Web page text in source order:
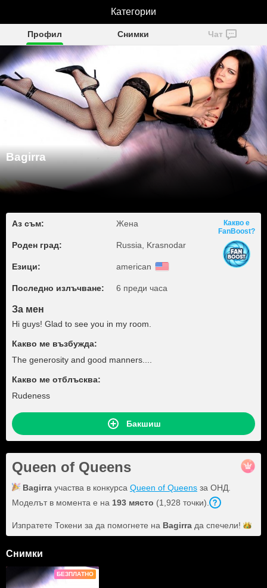
Bagirra
Профил Снимки Чат
Bagirra
Аз съм: Жена
Роден град: Russia, Krasnodar
Езици: american
Последно излъчване: 6 преди часа
Какво е
FanBoost?
За мен
Hi guys! Glad to see you in my room.
Какво ме възбужда:
The generosity and good manners....
Какво ме отблъсква:
Rudeness
Бакшиш
Queen of Queens
Bagirra участва в конкурса Queen of Queens за ОНД.
Моделът в момента е на 193 място (1,928 точки).
Изпратете Токени за да помогнете на Bagirra да спечели!
Снимки
БЕЗПЛАТНО
Категории